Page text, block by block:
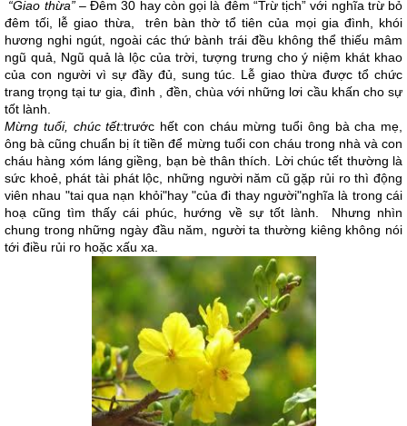
“Giao thừa”– Đêm 30 hay còn gọi là đêm “Trừ tịch” với nghĩa trừ bỏ
đêm tối, lễ giao thừa, trên bàn thờ tổ tiên của mọi gia đình, khói
hương nghi ngút, ngoài các thứ bành trái đều không thể thiếu mâm
ngũ quả, Ngũ quả là lộc của trời, tượng trưng cho ý niệm khát khao
của con người vì sự đầy đủ, sung túc. Lễ giao thừa được tổ chức
trang trọng tại tư gia, đình , đền, chùa với những lơi cầu khấn cho sự
tốt lành.
Mừng tuổi, chúc tết:trước hết con cháu mừng tuổi ông bà cha mẹ,
ông bà cũng chuẩn bị ít tiền để mừng tuổi con cháu trong nhà và con
cháu hàng xóm láng giềng, bạn bè thân thích. Lời chúc tết thường là
sức khoẻ, phát tài phát lộc, những người năm cũ gặp rủi ro thì động
viên nhau "tai qua nạn khỏi"hay "của đi thay người"nghĩa là trong cái
hoạ cũng tìm thấy cái phúc, hướng về sự tốt lành. Nhưng nhìn
chung trong những ngày đầu năm, người ta thường kiêng không nói
tới điều rủi ro hoặc xấu xa.